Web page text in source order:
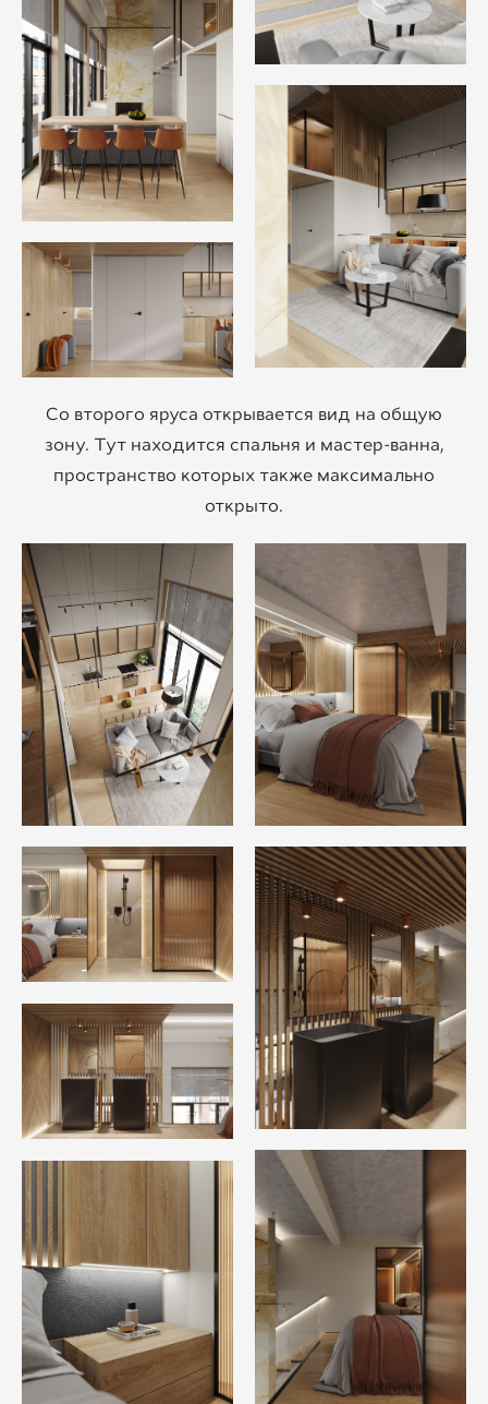
Со второго яруса открывается вид на общую
зону. Тут находится спальня и мастер-ванна,
пространство которых также максимально
открыто.